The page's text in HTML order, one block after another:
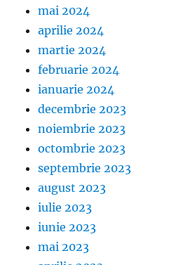
mai 2024
aprilie 2024
martie 2024
februarie 2024
ianuarie 2024
decembrie 2023
noiembrie 2023
octombrie 2023
septembrie 2023
august 2023
iulie 2023
iunie 2023
mai 2023